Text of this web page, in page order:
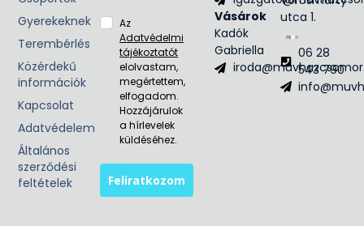
utca 1.
06 28
543 790
Vásárok
Kadók
Gabriella
Az
Adatvédelmi
tájékoztatót
elolvastam,
megértettem,
elfogadom.
Hozzájárulok
a hírlevelek
küldéséhez.
Feliratkozom
Gyerekeknek
Terembérlés
Közérdekű
információk
Kapcsolat
Adatvédelem
Általános
szerződési
feltételek